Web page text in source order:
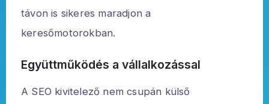
távon is sikeres maradjon a
keresőmotorokban.
Együttműködés a vállalkozással
A SEO kivitelező nem csupán külső